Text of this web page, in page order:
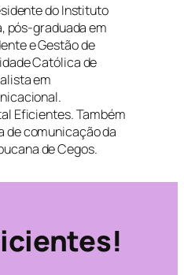
do Instituto
pós-graduada em
e Gestão de
Católica de
em
Eficientes. Também
de comunicação da
de Cegos.